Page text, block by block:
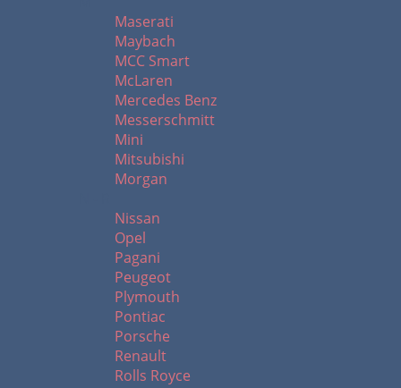
Maserati
Maybach
MCC Smart
McLaren
Mercedes Benz
Messerschmitt
Mini
Mitsubishi
Morgan
Nissan
Opel
Pagani
Peugeot
Plymouth
Pontiac
Porsche
Renault
Rolls Royce